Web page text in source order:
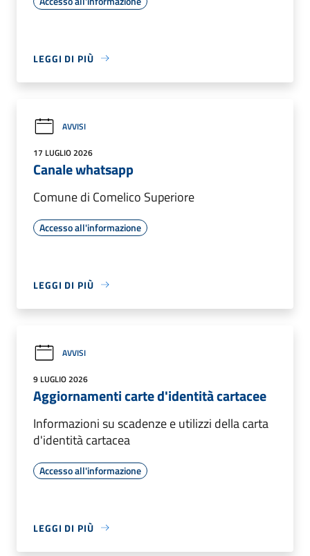
LEGGI DI PIÙ
AVVISI
17 LUGLIO 2026
Canale whatsapp
Comune di Comelico Superiore
Accesso all'informazione
LEGGI DI PIÙ
AVVISI
9 LUGLIO 2026
Aggiornamenti carte d'identità cartacee
Informazioni su scadenze e utilizzi della carta
d'identità cartacea
Accesso all'informazione
LEGGI DI PIÙ